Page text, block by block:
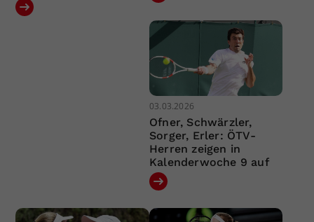
03.03.2026
Ofner, Schwärzler,
Sorger, Erler: ÖTV-
Herren zeigen in
Kalenderwoche 9 auf